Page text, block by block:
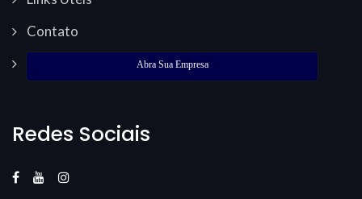
Contato
Abra Sua Empresa
Redes Sociais